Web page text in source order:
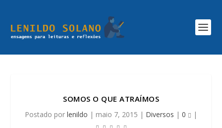
SOMOS O QUE ATRAÍMOS
Postado por lenildo | maio 7, 2015 | Diversos | 0 |